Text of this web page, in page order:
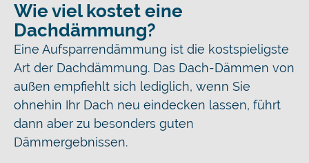
Wie viel kostet eine
Dachdämmung?
Eine Aufsparrendämmung ist die kostspieligste
Art der Dachdämmung. Das Dach-Dämmen von
außen empfiehlt sich lediglich, wenn Sie
ohnehin Ihr Dach neu eindecken lassen, führt
dann aber zu besonders guten
Dämmergebnissen.